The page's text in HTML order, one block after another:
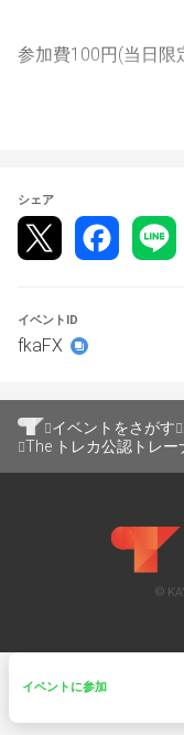
参加費100円(当日限
「トレーナーズリー
催可能な公式大会
また、参加者数に応
ポイントが付与され
シェア
イベントID
fkaFX
イベントをさがす
The トレカ公認トレ
©
イベントに参加